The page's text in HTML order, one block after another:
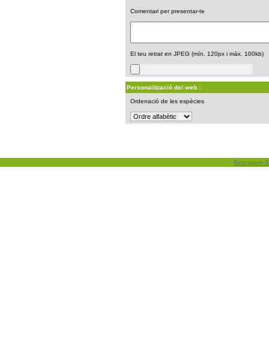
Comentari per presentar-te
El teu retrat en JPEG (mín. 120px i màx. 100kb)
Personalització del web :
Ordenació de les espècies
Biolovision